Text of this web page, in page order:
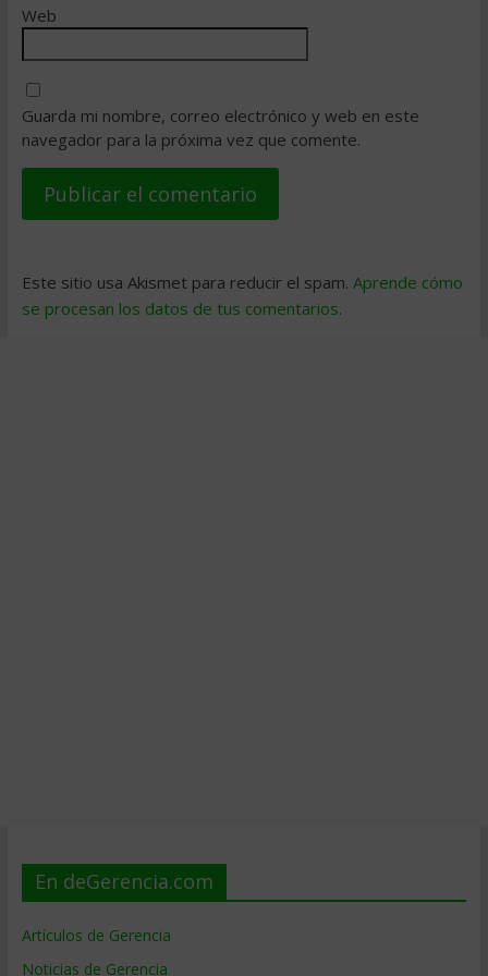
Web
Guarda mi nombre, correo electrónico y web en este
navegador para la próxima vez que comente.
Este sitio usa Akismet para reducir el spam. Aprende cómo
se procesan los datos de tus comentarios.
En deGerencia.com
Artículos de Gerencia
Noticias de Gerencia